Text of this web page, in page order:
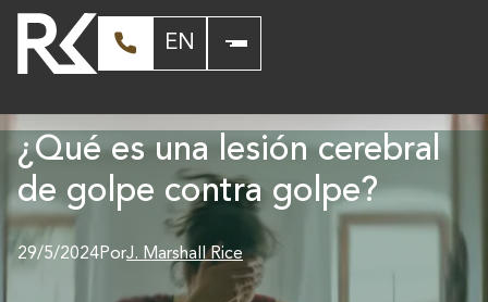
EN
¿Qué es una lesión cerebral
de golpe contra golpe?
29/5/2024PorJ. Marshall Rice